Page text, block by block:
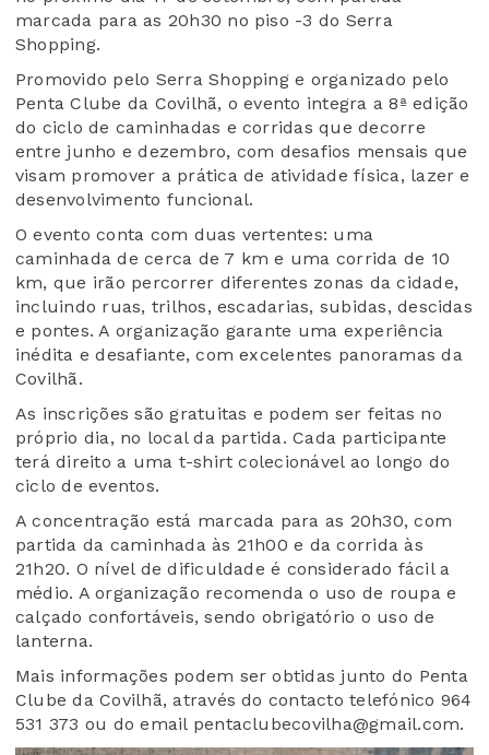
marcada para as 20h30 no piso -3 do Serra
Shopping.
Promovido pelo Serra Shopping e organizado pelo
Penta Clube da Covilhã, o evento integra a 8ª edição
do ciclo de caminhadas e corridas que decorre
entre junho e dezembro, com desafios mensais que
visam promover a prática de atividade física, lazer e
desenvolvimento funcional.
O evento conta com duas vertentes: uma
caminhada de cerca de 7 km e uma corrida de 10
km, que irão percorrer diferentes zonas da cidade,
incluindo ruas, trilhos, escadarias, subidas, descidas
e pontes. A organização garante uma experiência
inédita e desafiante, com excelentes panoramas da
Covilhã.
As inscrições são gratuitas e podem ser feitas no
próprio dia, no local da partida. Cada participante
terá direito a uma t-shirt colecionável ao longo do
ciclo de eventos.
A concentração está marcada para as 20h30, com
partida da caminhada às 21h00 e da corrida às
21h20. O nível de dificuldade é considerado fácil a
médio. A organização recomenda o uso de roupa e
calçado confortáveis, sendo obrigatório o uso de
lanterna.
Mais informações podem ser obtidas junto do Penta
Clube da Covilhã, através do contacto telefónico 964
531 373 ou do email pentaclubecovilha@gmail.com.